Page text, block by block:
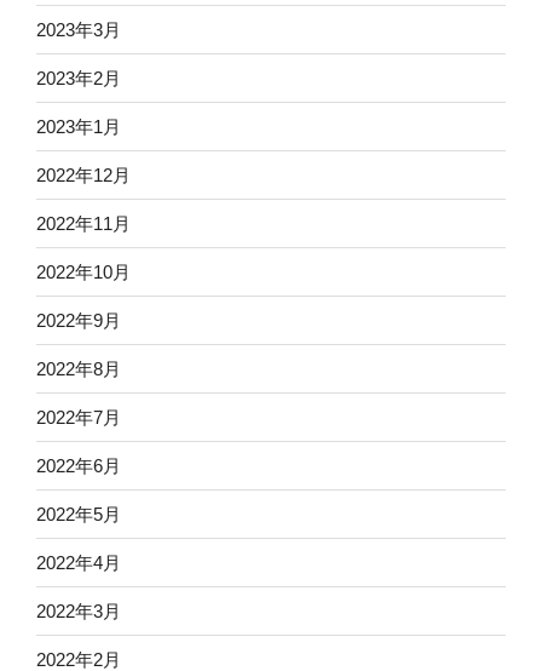
2023年3月
2023年2月
2023年1月
2022年12月
2022年11月
2022年10月
2022年9月
2022年8月
2022年7月
2022年6月
2022年5月
2022年4月
2022年3月
2022年2月